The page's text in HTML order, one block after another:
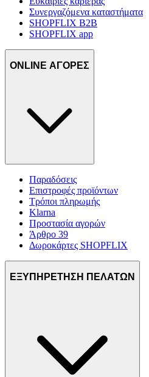
Συνεργαζόμενα καταστήματα
SHOPFLIX B2B
SHOPFLIX app
ONLINE ΑΓΟΡΕΣ
Παραδόσεις
Επιστροφές προϊόντων
Τρόποι πληρωμής
Klarna
Προστασία αγορών
Άρθρο 39
Δωροκάρτες SHOPFLIX
ΕΞΥΠΗΡΕΤΗΣΗ ΠΕΛΑΤΩΝ